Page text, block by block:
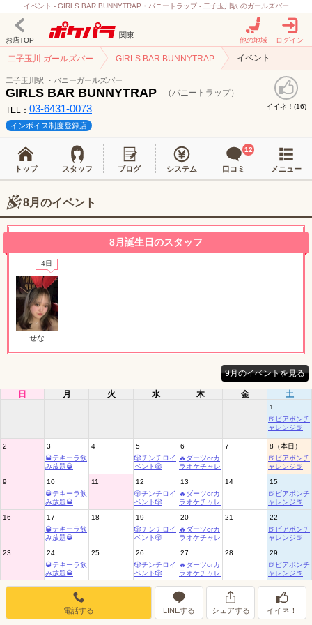
イベント - GIRLS BAR BUNNYTRAP・バニートラップ - 二子玉川駅 のガールズバー
お店TOP
関東
他の地域 ログイン
二子玉川 ガールズバー GIRLS BAR BUNNYTRAP イベント
二子玉川駅 ・バニーガールズバー
GIRLS BAR BUNNYTRAP
（バニートラップ）
TEL： 03-6431-0073 イイネ！(16)
インボイス制度登録店
トップ スタッフ ブログ システム 口コミ
12
メニュー
8月のイベント
8月誕生日のスタッフ
4日
せな
9月のイベントを見る
日 月 火 水 木 金 土
1
🍺ビアポンチ
ャレンジ🍺
2
3
🥃テキーラ飲
み放題🥃
4
5
🎲チンチロイ
ベント🎲
6
🔥ダーツorカ
ラオケチャレ
ンジ🔥
7
8（本日）
🍺ビアポンチ
ャレンジ🍺
9
10
🥃テキーラ飲
み放題🥃
11
12
🎲チンチロイ
ベント🎲
13
🔥ダーツorカ
ラオケチャレ
ンジ🔥
14
15
🍺ビアポンチ
ャレンジ🍺
16
17
🥃テキーラ飲
み放題🥃
18
19
🎲チンチロイ
ベント🎲
20
🔥ダーツorカ
ラオケチャレ
ンジ🔥
21
22
🍺ビアポンチ
ャレンジ🍺
23
24
🥃テキーラ飲
み放題🥃
25
26
🎲チンチロイ
ベント🎲
27
🔥ダーツorカ
ラオケチャレ
ンジ🔥
28
29
🍺ビアポンチ
ャレンジ🍺
30
31
🥃テキーラ飲
み放題🥃電話する LINEする シェアする イイネ！
LINEでの連絡例
ID: omochidayo412
予約はあおいのLINEまでお願いします✨
このお店をシェアする
店舗ログイン
新規会員登録
東海 関西
中四国 九州